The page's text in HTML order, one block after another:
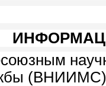
(ВНИИМС)